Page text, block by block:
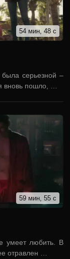
54 мин, 48 с
была серьезной –
вновь пошло, …
59 мин, 55 с
умеет любить. В
отравлен …